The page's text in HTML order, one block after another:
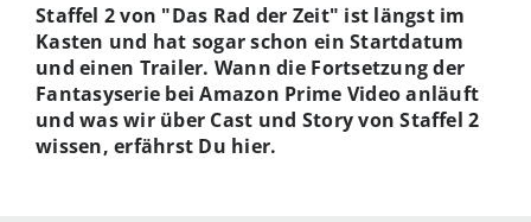
Staffel 2 von "Das Rad der Zeit" ist längst im
Kasten und hat sogar schon ein Startdatum
und einen Trailer. Wann die Fortsetzung der
Fantasyserie bei Amazon Prime Video anläuft
und was wir über Cast und Story von Staffel 2
wissen, erfährst Du hier.